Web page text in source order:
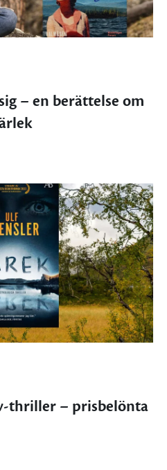
– en berättelse om
thriller – prisbelönta